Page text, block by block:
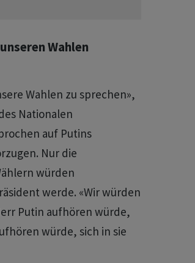
Wahlen
Wahlen zu sprechen»,
Nationalen
auf Putins
Nur die
würden
werde. «Wir würden
Putin aufhören würde,
würde, sich in sie